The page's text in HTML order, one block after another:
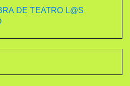
DE TEATRO L@S